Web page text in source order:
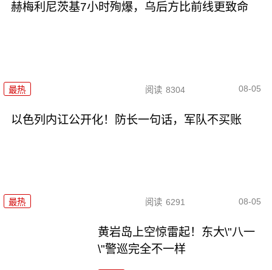
赫梅利尼茨基7小时殉爆，乌后方比前线更致命
最热 阅读 8304 08-05
以色列内讧公开化！防长一句话，军队不买账
最热 阅读 6291 08-05
黄岩岛上空惊雷起！东大\"八一
\"警巡完全不一样